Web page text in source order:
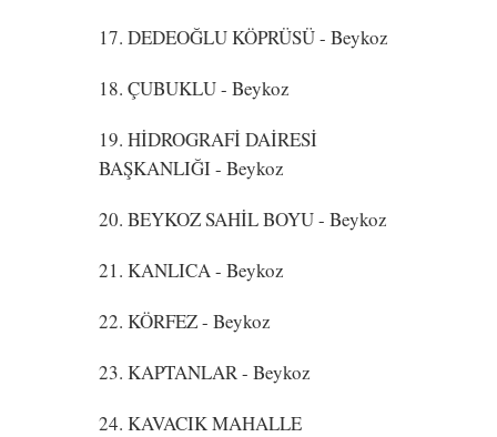
17. DEDEOĞLU KÖPRÜSÜ- Beykoz
18. ÇUBUKLU- Beykoz
19. HİDROGRAFİ DAİRESİ
BAŞKANLIĞI- Beykoz
20. BEYKOZ SAHİL BOYU- Beykoz
21. KANLICA- Beykoz
22. KÖRFEZ- Beykoz
23. KAPTANLAR- Beykoz
24. KAVACIK MAHALLE